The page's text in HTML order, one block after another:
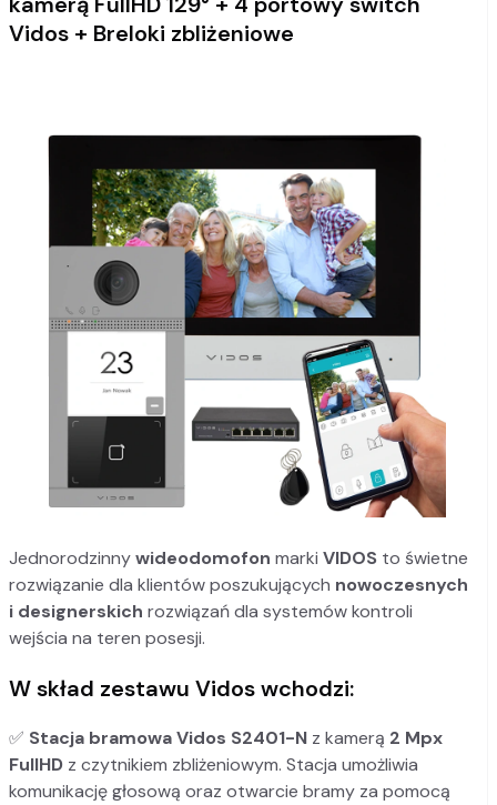
Vidos + Breloki zbliżeniowe
Jednorodzinnywideodomofon marki VIDOS to świetne
rozwiązanie dla klientów poszukujących nowoczesnych
i designerskich rozwiązań dla systemów kontroli
wejścia na teren posesji.
W skład zestawu Vidos wchodzi:
✅ Stacja bramowa Vidos S2401-N z kamerą 2 Mpx
FullHD z czytnikiem zbliżeniowym. Stacja umożliwia
komunikację głosową oraz otwarcie bramy za pomocą